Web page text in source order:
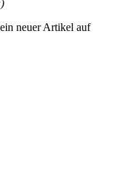
neuer Artikel auf